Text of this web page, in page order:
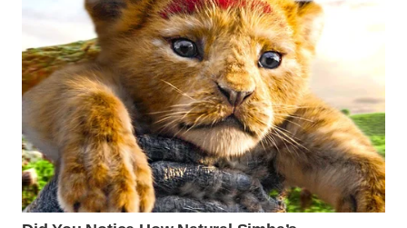
WAHANA
WAHANA
DESA
WISATA
LAPAK
WAHANA